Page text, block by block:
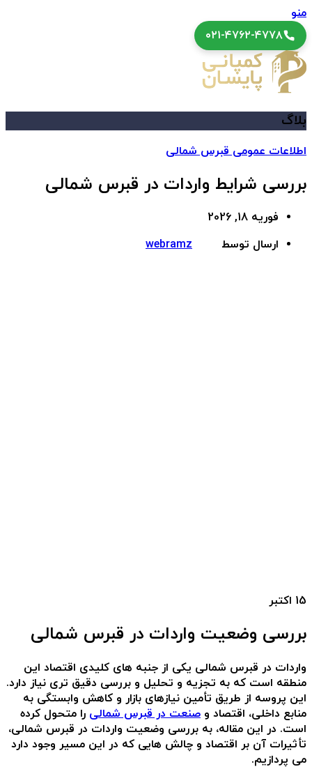
منو
۰۲۱-۴۷۶۲-۴۷۷۸
بلاگ
اطلاعات عمومی قبرس شمالی
بررسی شرایط واردات در قبرس شمالی
فوریه 18, 2026
ارسال توسط
webramz
15 اکتبر
بررسی وضعیت واردات در قبرس شمالی
واردات در قبرس شمالی یکی از جنبه های کلیدی اقتصاد این
منطقه است که به تجزیه و تحلیل و بررسی دقیق تری نیاز دارد.
این پروسه از طریق تأمین نیازهای بازار و کاهش وابستگی به
منابع داخلی، اقتصاد و صنعت در قبرس شمالی را متحول کرده
است. در این مقاله، به بررسی وضعیت واردات در قبرس شمالی،
تأثیرات آن بر اقتصاد و چالش هایی که در این مسیر وجود دارد
می پردازیم.